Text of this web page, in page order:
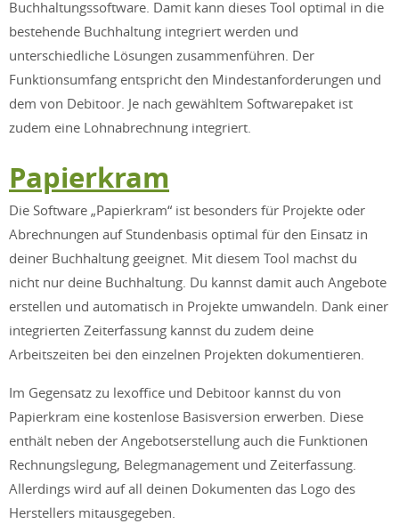
Buchhaltungssoftware. Damit kann dieses Tool optimal in die
bestehende Buchhaltung integriert werden und
unterschiedliche Lösungen zusammenführen. Der
Funktionsumfang entspricht den Mindestanforderungen und
dem von Debitoor. Je nach gewähltem Softwarepaket ist
zudem eine Lohnabrechnung integriert.
Papierkram
Die Software „Papierkram“ ist besonders für Projekte oder
Abrechnungen auf Stundenbasis optimal für den Einsatz in
deiner Buchhaltung geeignet. Mit diesem Tool machst du
nicht nur deine Buchhaltung. Du kannst damit auch Angebote
erstellen und automatisch in Projekte umwandeln. Dank einer
integrierten Zeiterfassung kannst du zudem deine
Arbeitszeiten bei den einzelnen Projekten dokumentieren.
Im Gegensatz zu lexoffice und Debitoor kannst du von
Papierkram eine kostenlose Basisversion erwerben. Diese
enthält neben der Angebotserstellung auch die Funktionen
Rechnungslegung, Belegmanagement und Zeiterfassung.
Allerdings wird auf all deinen Dokumenten das Logo des
Herstellers mitausgegeben.